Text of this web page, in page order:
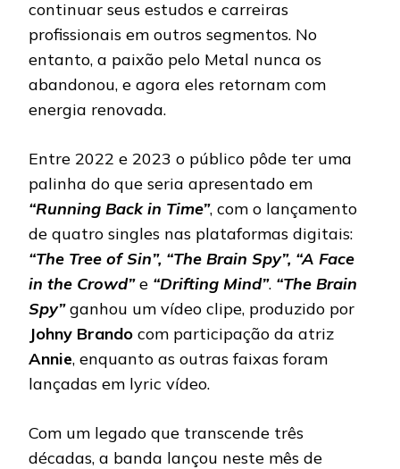
continuar seus estudos e carreiras
profissionais em outros segmentos. No
entanto, a paixão pelo Metal nunca os
abandonou, e agora eles retornam com
energia renovada.
Entre 2022 e 2023 o público pôde ter uma
palinha do que seria apresentado em
“Running Back in Time”, com o lançamento
de quatro singles nas plataformas digitais:
“The Tree of Sin”, “The Brain Spy”, “A Face
in the Crowd”e “Drifting Mind”. “The Brain
Spy”ganhou um vídeo clipe, produzido por
Johny Brando com participação da atriz
Annie, enquanto as outras faixas foram
lançadas em lyric vídeo.
Com um legado que transcende três
décadas, a banda lançou neste mês de